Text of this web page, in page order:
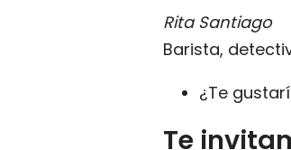
Rita Santiago
Barista,
¿Te
Te